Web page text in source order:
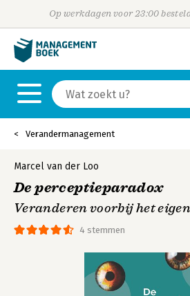
Op werkdagen voor 23:00
Verandermanagement
4 stemmen
Marcel van der Loo
De perceptieparadox
Veranderen voorbij het